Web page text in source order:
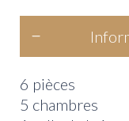
6 pièces
5 chambres